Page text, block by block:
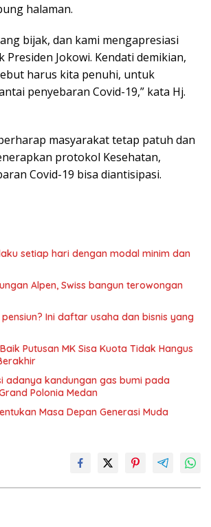
halaman.
bijak, dan kami mengapresiasi
Presiden Jokowi. Kendati demikian,
harus kita penuhi, untuk
penyebaran Covid-19,” kata Hj.
masyarakat tetap patuh dan
protokol Kesehatan,
Covid-19 bisa diantisipasi.
setiap hari dengan modal minim dan
Alpen, Swiss bangun terowongan
Ini daftar usaha dan bisnis yang
Putusan MK Sisa Kuota Tidak Hangus
adanya kandungan gas bumi pada
Polonia Medan
Masa Depan Generasi Muda